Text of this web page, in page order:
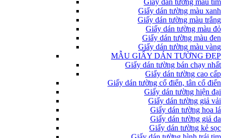
Giấy dán tường màu tím
Giấy dán tường màu xanh
Giấy dán tường màu trắng
Giấy dán tường màu đỏ
Giấy dán tường màu đen
Giấy dán tường màu vàng
MẪU GIẤY DÁN TƯỜNG ĐẸP
Giấy dán tường bán chạy nhất
Giấy dán tường cao cấp
Giấy dán tường cổ điển, tân cổ điển
Giấy dán tường hiện đại
Giấy dán tường giả vải
Giấy dán tường hoa lá
Giấy dán tường giả da
Giấy dán tường kẻ sọc